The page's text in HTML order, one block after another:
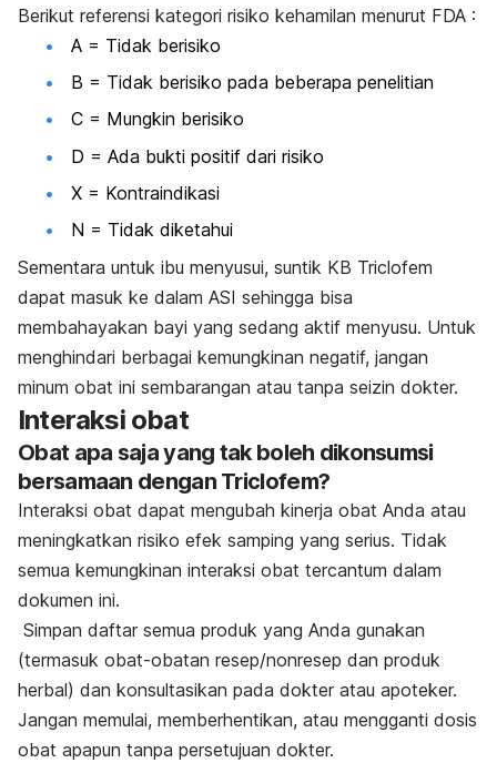
Berikut referensi kategori risiko kehamilan menurut FDA :
A = Tidak berisiko
B = Tidak berisiko pada beberapa penelitian
C = Mungkin berisiko
D = Ada bukti positif dari risiko
X = Kontraindikasi
N = Tidak diketahui
Sementara untuk ibu menyusui, suntik KB Triclofem
dapat masuk ke dalam ASI sehingga bisa
membahayakan bayi yang sedang aktif menyusu. Untuk
menghindari berbagai kemungkinan negatif, jangan
minum obat ini sembarangan atau tanpa seizin dokter.
Interaksi obat
Obat apa saja yang tak boleh dikonsumsi
bersamaan dengan Triclofem?
Interaksi obat dapat mengubah kinerja obat Anda atau
meningkatkan risiko efek samping yang serius. Tidak
semua kemungkinan interaksi obat tercantum dalam
dokumen ini.
Simpan daftar semua produk yang Anda gunakan
(termasuk obat-obatan resep/nonresep dan produk
herbal) dan konsultasikan pada dokter atau apoteker.
Jangan memulai, memberhentikan, atau mengganti dosis
obat apapun tanpa persetujuan dokter.